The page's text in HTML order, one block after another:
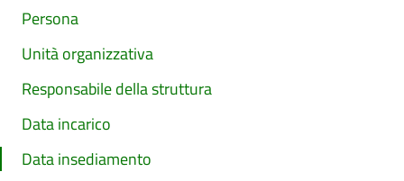
Persona
Unità organizzativa
Responsabile della struttura
Data incarico
Data insediamento